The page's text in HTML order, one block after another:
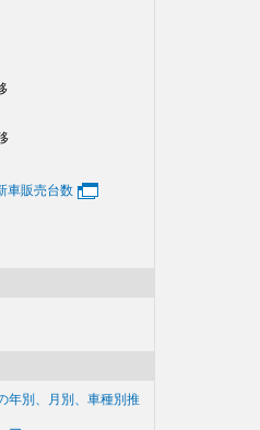
車販売台数
年別、月別、車種別推